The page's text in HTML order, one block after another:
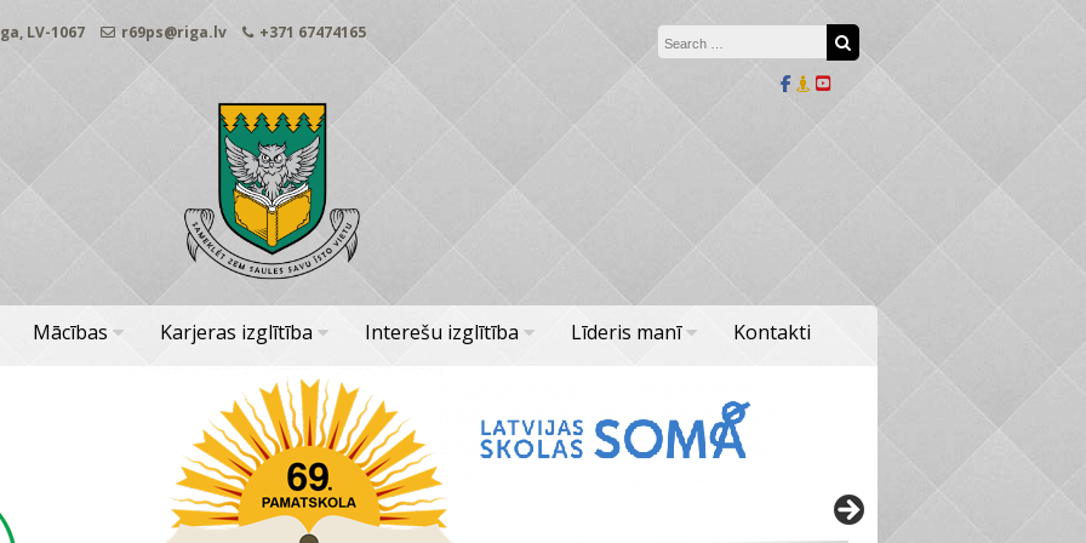
LV-1067 r69ps@riga.lv +371 67474165
Mācības Karjeras izglītība Interešu izglītība Līderis manī Kontakti